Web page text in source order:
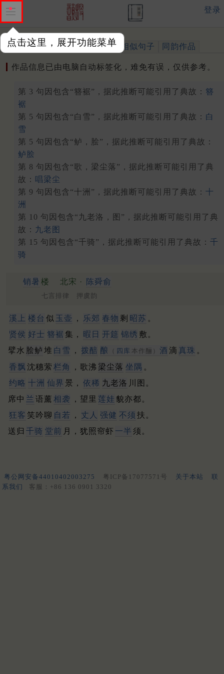
点击这里，展开功能菜单
登录
作品 标注四声 出处、引用 相似句子 同韵作品
作品信息已由电脑自动标签化，难免有误，仅供参考。
第 3 句因包含“簪裾”，据此推断可能引用了典故： 簪
裾
第 5 句因包含“白雪”，据此推断可能引用了典故： 白
雪
第 5 句因包含“鲈，脍”，据此推断可能引用了典故：
鲈脍
第 8 句因包含“歌，梁尘落”，据此推断可能引用了典
故： 唱梁尘
第 9 句因包含“十洲”，据此推断可能引用了典故： 十
洲
第 10 句因包含“九老洛，图”，据此推断可能引用了典
故： 九老图
第 15 句因包含“千骑”，据此推断可能引用了典故： 千
骑
销暑 楼 北宋 · 陈舜俞
七言排律 押虞韵
溪上 楼台 似 玉壶 ， 乐郊 春物 剩 昭苏 。
贤侯 好士 簪裾 集， 暇日 开筵 锦绣 敷。
擘水 脍鲈 堆 白雪 ， 拨醅 酿 （ 四库 本作酾） 酒 滴 真珠 。
香飘 沈穗萦 栏角 ，歌沸 梁尘落 坐隅 。
约略 十洲 仙界 景， 依稀 九老洛
川图。
席中 兰 语薰 相袭 ，望里 莲娃 貌亦都。
狂客 笑吟聊 自若 ， 丈人 强健 不须 扶。
送归 千骑 堂前 月，犹照帘虾 一半 须。
粤公网安备44010402003275 粤ICP备17077571号 关于本站
联
系我们
客服：+86 136 0901 3320